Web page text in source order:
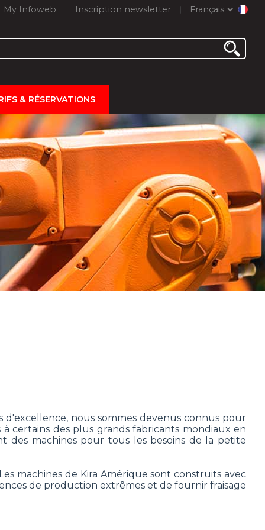
My Infoweb Inscription newsletter Français
& RÉSERVATIONS
d'excellence, nous sommes devenus connus pour
certains des plus grands fabricants mondiaux en
des machines pour tous les besoins de la petite
machines de Kira Amérique sont construits avec
de production extrêmes et de fournir fraisage